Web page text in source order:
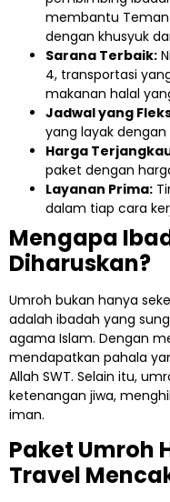
membantu
dengan khusyuk
Sarana Terbaik:
4, transportasi
makanan halal
Jadwal yang
yang layak
Harga
paket dengan
Layanan Prima:
dalam tiap cara
Mengapa
Diharuskan?
Umroh bukan hanya
adalah ibadah yang
agama Islam. Dengan
mendapatkan pahala
Allah SWT. Selain itu,
ketenangan jiwa,
iman.
Paket Umroh
Travel